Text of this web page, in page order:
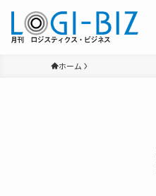
ホーム